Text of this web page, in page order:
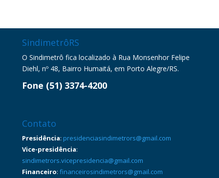
SindimetrôRS
O Sindimetrô fica localizado à Rua Monsenhor Felipe
Diehl, nº 48, Bairro Humaitá, em Porto Alegre/RS.
Fone (51) 3374-4200
Contato
Presidência: presidenciasindimetrors@gmail.com
Vice-presidência:
sindimetrors.vicepresidencia@gmail.com
Financeiro: financeirosindimetrors@gmail.com